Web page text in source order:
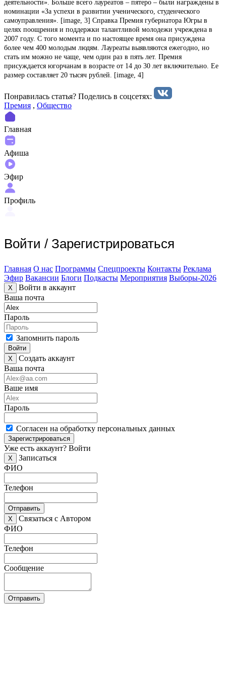
деятельности». Больше всего лауреатов – пятеро – были награждены в
номинации «За успехи в развитии ученического, студенческого
самоуправления». [image, 3] Справка Премия губернатора Югры в
целях поощрения и поддержки талантливой молодежи учреждена в
2007 году. С того момента и по настоящее время она присуждена
более чем 400 молодым людям. Лауреаты выявляются ежегодно, но
стать им можно не чаще, чем один раз в пять лет. Премия
присуждается югорчанам в возрасте от 14 до 30 лет включительно. Ее
размер составляет 20 тысяч рублей. [image, 4]
Понравилась статья? Поделиcь в соцсетях:
Премия , Общество
Главная
Афиша
Эфир
Профиль
Войти / Зарегистрироваться
Главная О нас Программы Спецпроекты Контакты Реклама
Эфир Вакансии Блоги Подкасты Мероприятия Выборы-2026
X
Войти в аккаунт
Ваша почта
Пароль
Запомнить пароль
Войти
X
Создать аккаунт
Ваша почта
Ваше имя
Пароль
Согласен на обработку персональных данных
Зарегистрироваться
Уже есть аккаунт? Войти
X
Записаться
ФИО
Телефон
Отправить
X
Связаться с Автором
ФИО
Телефон
Сообщение
Отправить